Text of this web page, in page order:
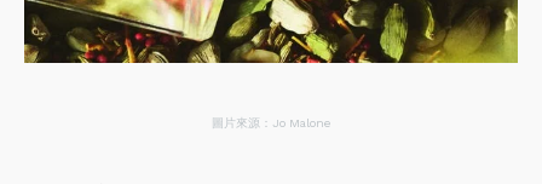
圖片來源：Jo Malone